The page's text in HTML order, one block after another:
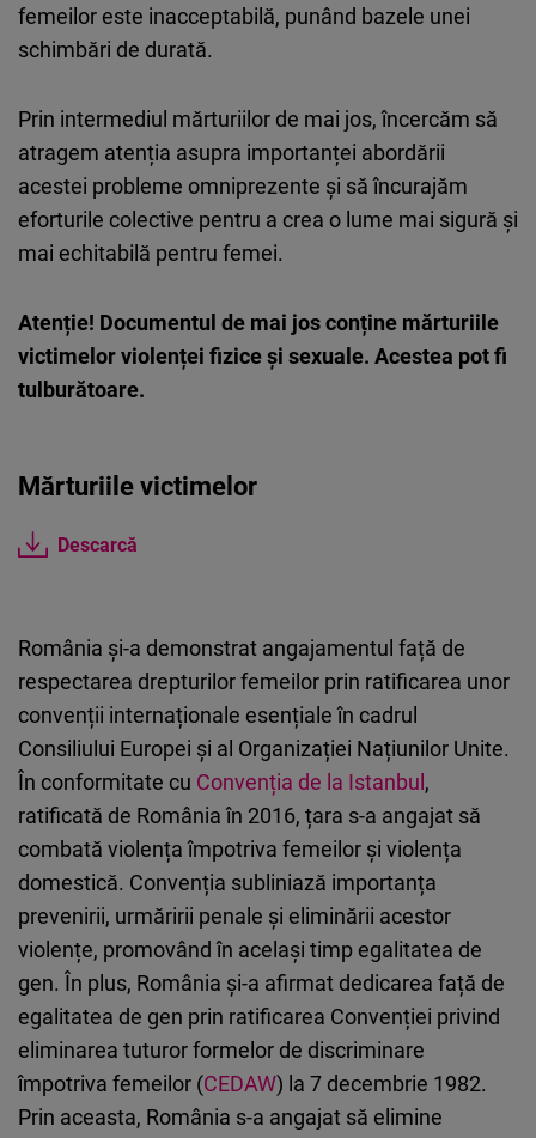
femeilor este inacceptabilă, punând bazele unei
schimbări de durată.
Prin intermediul mărturiilor de mai jos, încercăm să
atragem atenția asupra importanței abordării
acestei probleme omniprezente și să încurajăm
eforturile colective pentru a crea o lume mai sigură și
mai echitabilă pentru femei.
Atenție! Documentul de mai jos conține mărturiile
victimelor violenței fizice și sexuale. Acestea pot fi
tulburătoare.
Mărturiile victimelor
Descarcă
România și-a demonstrat angajamentul față de
respectarea drepturilor femeilor prin ratificarea unor
convenții internaționale esențiale în cadrul
Consiliului Europei și al Organizației Națiunilor Unite.
În conformitate cu Convenția de la Istanbul,
ratificată de România în 2016, țara s-a angajat să
combată violența împotriva femeilor și violența
domestică. Convenția subliniază importanța
prevenirii, urmăririi penale și eliminării acestor
violențe, promovând în același timp egalitatea de
gen. În plus, România și-a afirmat dedicarea față de
egalitatea de gen prin ratificarea Convenției privind
eliminarea tuturor formelor de discriminare
împotriva femeilor (CEDAW) la 7 decembrie 1982.
Prin aceasta, România s-a angajat să elimine